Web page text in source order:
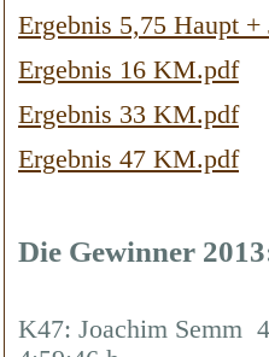
Ergebnis 5,75 Haupt +
Ergebnis 16 KM.pdf
Ergebnis 33 KM.pdf
Ergebnis 47 KM.pdf
Die Gewinner
K47: Joachim